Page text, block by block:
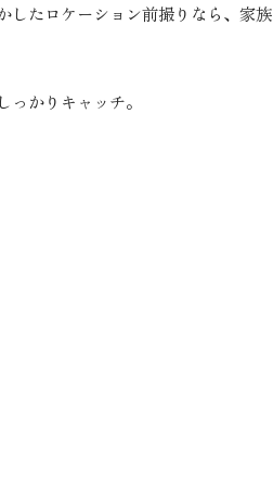
したロケーション前撮りなら、家族
かりキャッチ。